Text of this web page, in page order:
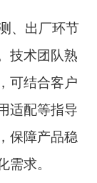
、出厂环节
技术团队熟
可结合客户
适配等指导
保障产品稳
需求。